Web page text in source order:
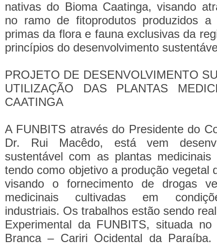
nativas do Bioma Caatinga, visando
no ramo de fitoprodutos produzidos
primas da flora e fauna exclusivas da
princípios do desenvolvimento
PROJETO DE DESENVOLVIMENTO
UTILIZAÇÃO DAS PLANTAS
CAATINGA
A FUNBITS através do Presidente do
Dr. Rui Macêdo, está vem
sustentável com as plantas
tendo como objetivo a produção vegetal
visando o fornecimento de drogas
medicinais cultivadas em
industriais. Os trabalhos estão sendo
Experimental da FUNBITS, situada
Branca – Cariri Ocidental da